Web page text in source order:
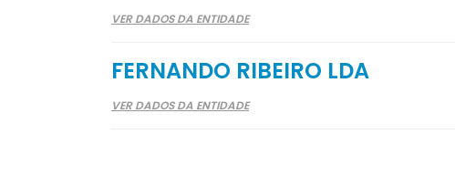
VER DADOS DA ENTIDADE
FERNANDO RIBEIRO LDA
VER DADOS DA ENTIDADE